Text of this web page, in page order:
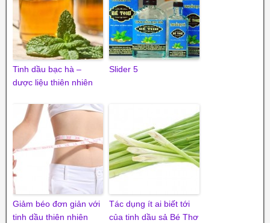
Tinh dầu bạc hà –
dược liệu thiên nhiên
Slider 5
Giảm béo đơn giản với
tinh dầu thiên nhiên
Tác dụng ít ai biết tới
của tinh dầu sả Bé Thơ